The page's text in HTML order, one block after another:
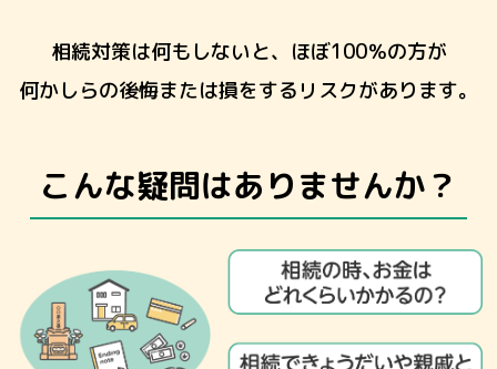
相続対策は何もしないと、ほぼ100％の方が
何かしらの後悔または損をするリスクがあります。
こんな疑問はありませんか？